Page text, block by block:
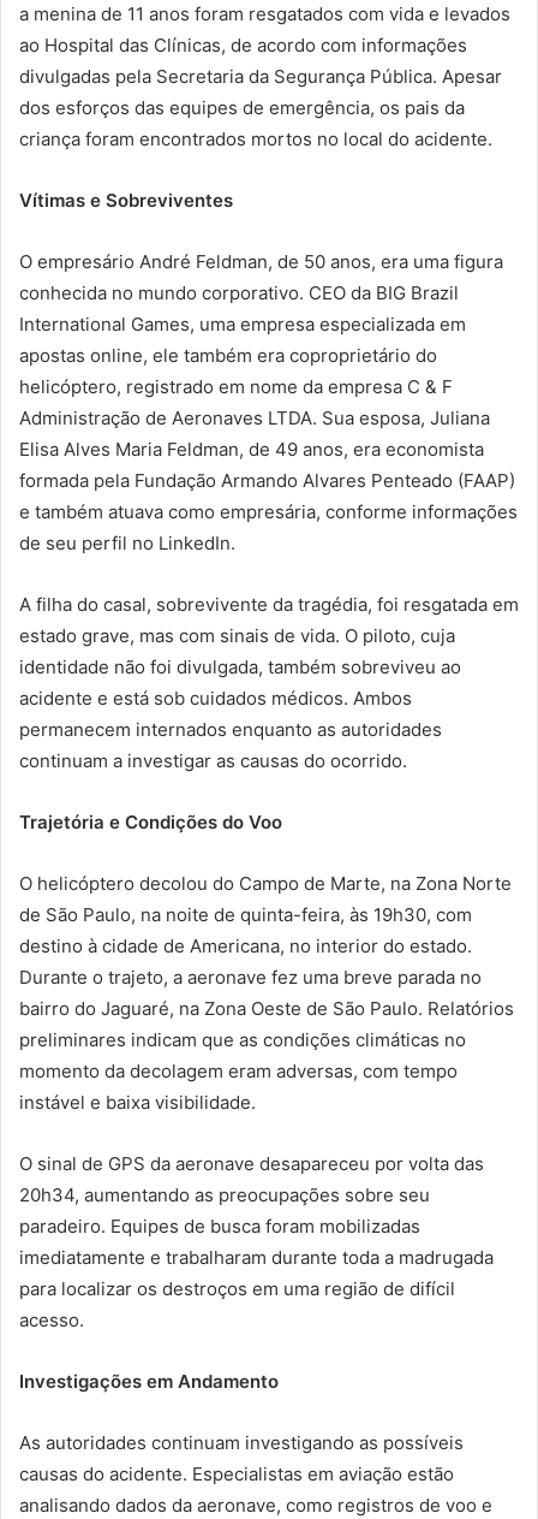
a menina de 11 anos foram resgatados com vida e levados
ao Hospital das Clínicas, de acordo com informações
divulgadas pela Secretaria da Segurança Pública. Apesar
dos esforços das equipes de emergência, os pais da
criança foram encontrados mortos no local do acidente.
Vítimas e Sobreviventes
O empresário André Feldman, de 50 anos, era uma figura
conhecida no mundo corporativo. CEO da BIG Brazil
International Games, uma empresa especializada em
apostas online, ele também era coproprietário do
helicóptero, registrado em nome da empresa C & F
Administração de Aeronaves LTDA. Sua esposa, Juliana
Elisa Alves Maria Feldman, de 49 anos, era economista
formada pela Fundação Armando Alvares Penteado (FAAP)
e também atuava como empresária, conforme informações
de seu perfil no LinkedIn.
A filha do casal, sobrevivente da tragédia, foi resgatada em
estado grave, mas com sinais de vida. O piloto, cuja
identidade não foi divulgada, também sobreviveu ao
acidente e está sob cuidados médicos. Ambos
permanecem internados enquanto as autoridades
continuam a investigar as causas do ocorrido.
Trajetória e Condições do Voo
O helicóptero decolou do Campo de Marte, na Zona Norte
de São Paulo, na noite de quinta-feira, às 19h30, com
destino à cidade de Americana, no interior do estado.
Durante o trajeto, a aeronave fez uma breve parada no
bairro do Jaguaré, na Zona Oeste de São Paulo. Relatórios
preliminares indicam que as condições climáticas no
momento da decolagem eram adversas, com tempo
instável e baixa visibilidade.
O sinal de GPS da aeronave desapareceu por volta das
20h34, aumentando as preocupações sobre seu
paradeiro. Equipes de busca foram mobilizadas
imediatamente e trabalharam durante toda a madrugada
para localizar os destroços em uma região de difícil
acesso.
Investigações em Andamento
As autoridades continuam investigando as possíveis
causas do acidente. Especialistas em aviação estão
analisando dados da aeronave, como registros de voo e